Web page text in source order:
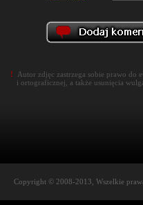
! Autor zdjęc zastrzega sobie prawo do
i ortograficznej, a także usunięcia
Copyright © 2008-2013, Wszelkie